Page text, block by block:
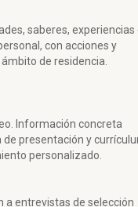
saberes, experiencias
con acciones y
de residencia.
Información concreta
presentación y
personalizado.
a entrevistas de selección